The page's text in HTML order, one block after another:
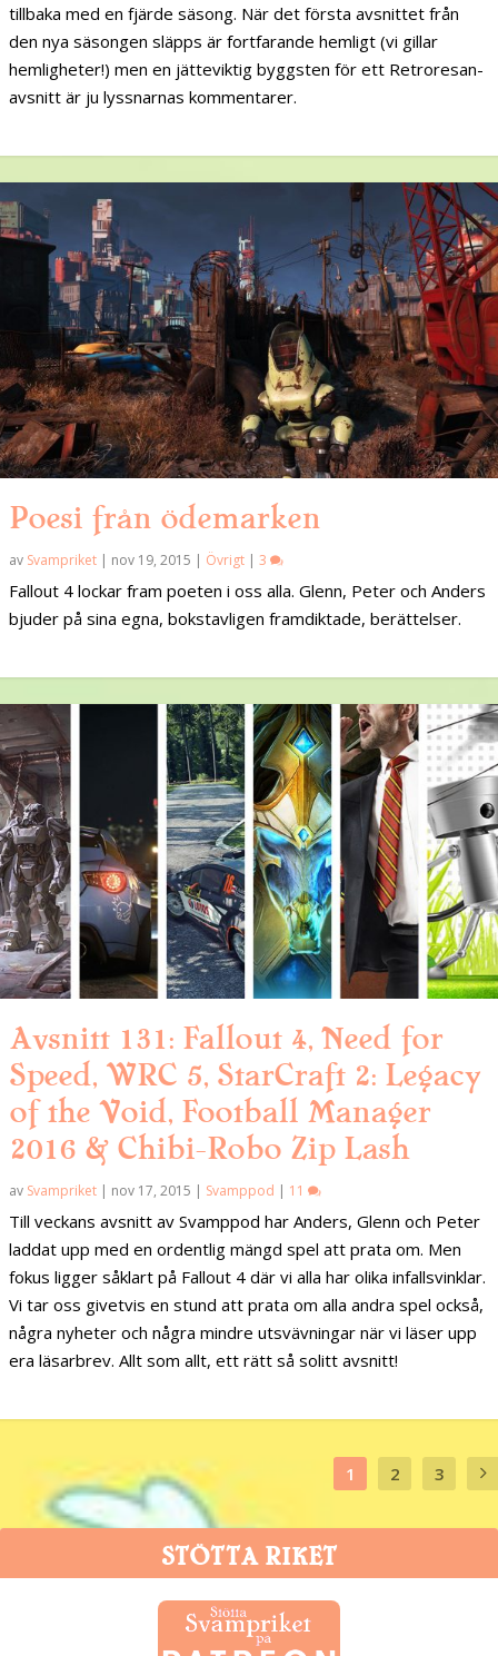
tillbaka med en fjärde säsong. När det första avsnittet från
den nya säsongen släpps är fortfarande hemligt (vi gillar
hemligheter!) men en jätteviktig byggsten för ett Retroresan-
avsnitt är ju lyssnarnas kommentarer.
Poesi från ödemarken
av Svampriket | nov 19, 2015 | Övrigt | 3
Fallout 4 lockar fram poeten i oss alla. Glenn, Peter och Anders
bjuder på sina egna, bokstavligen framdiktade, berättelser.
Avsnitt 131: Fallout 4, Need for
Speed, WRC 5, StarCraft 2: Legacy
of the Void, Football Manager
2016 & Chibi-Robo Zip Lash
av Svampriket | nov 17, 2015 | Svamppod | 11
Till veckans avsnitt av Svamppod har Anders, Glenn och Peter
laddat upp med en ordentlig mängd spel att prata om. Men
fokus ligger såklart på Fallout 4 där vi alla har olika infallsvinklar.
Vi tar oss givetvis en stund att prata om alla andra spel också,
några nyheter och några mindre utsvävningar när vi läser upp
era läsarbrev. Allt som allt, ett rätt så solitt avsnitt!
1 2 3
STÖTTA RIKET